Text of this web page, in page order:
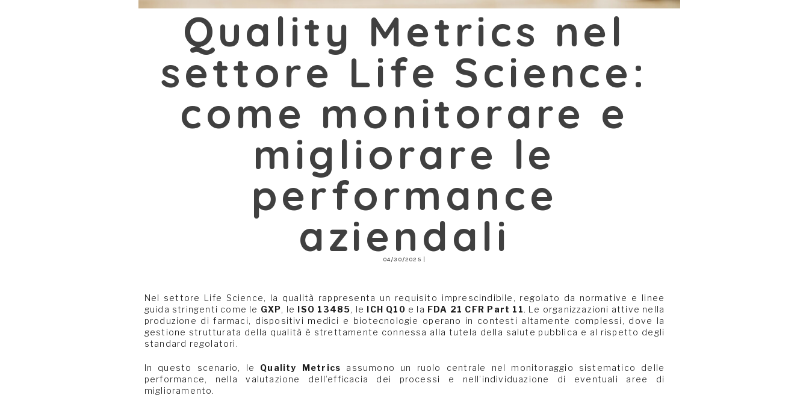
Quality Metrics nel
settore Life Science:
come monitorare e
migliorare le
performance
aziendali
04/30/2025 |
Nel settore Life Science, la qualità rappresenta un requisito imprescindibile, regolato da normative e linee
guida stringenti come le GXP, le ISO 13485, le ICH Q10 e la FDA 21 CFR Part 11. Le organizzazioni attive nella
produzione di farmaci, dispositivi medici e biotecnologie operano in contesti altamente complessi, dove la
gestione strutturata della qualità è strettamente connessa alla tutela della salute pubblica e al rispetto degli
standard regolatori.
In questo scenario, le Quality Metrics assumono un ruolo centrale nel monitoraggio sistematico delle
performance, nella valutazione dell’efficacia dei processi e nell’individuazione di eventuali aree di
miglioramento.